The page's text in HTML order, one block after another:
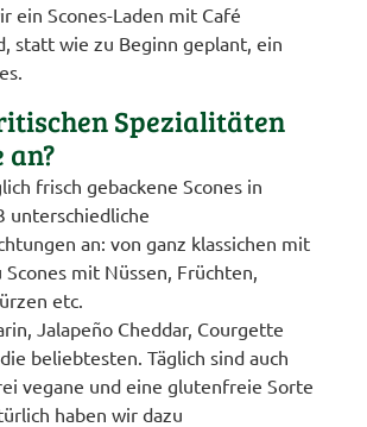
ein Scones-Laden mit Café
statt wie zu Beginn geplant, ein
Spezialitäten
an?
frisch gebackene Scones in
unterschiedliche
an: von ganz klassichen mit
Scones mit Nüssen, Früchten,
etc.
Jalapeño Cheddar, Courgette
beliebtesten. Täglich sind auch
vegane und eine glutenfreie Sorte
haben wir dazu